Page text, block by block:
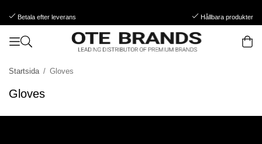
Betala efter leverans Hållbara produkter
Startsida / Gloves
Gloves